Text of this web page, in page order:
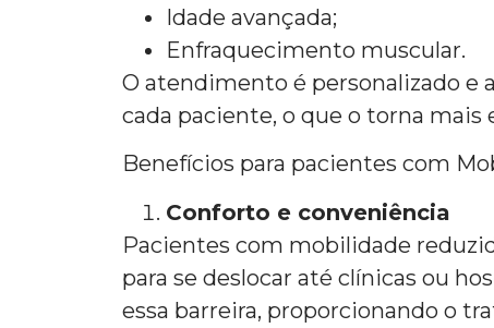
Idade avançada;
Enfraquecimento muscular.
O atendimento é personalizado e
cada paciente, o que o torna mais
Benefícios para pacientes com
Conforto e conveniência
Pacientes com mobilidade
para se deslocar até clínicas ou
essa barreira, proporcionando o